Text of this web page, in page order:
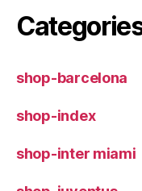
shop-barcelona
shop-index
shop-inter miami